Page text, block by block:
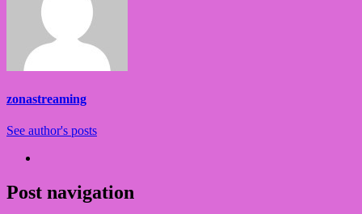
zonastreaming
See author's posts
Post navigation